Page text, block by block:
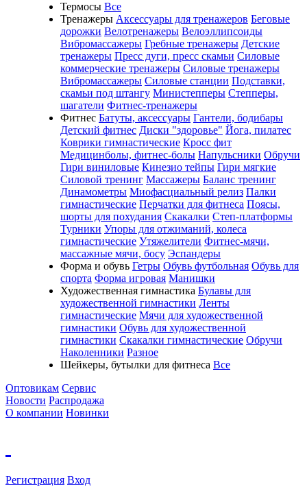
Термосы Все
Тренажеры Аксессуары для тренажеров Беговые
дорожки Велотренажеры Велоэллипсоиды
Вибромассажеры Гребные тренажеры Детские
тренажеры Пресс дуги, пресс скамьи Силовые
коммерческие тренажеры Силовые тренажеры
Вибромассажеры Силовые станции Подставки,
скамьи под штангу Министепперы Степперы,
шагатели Фитнес-тренажеры
Фитнес Батуты, аксессуары Гантели, бодибары
Детский фитнес Диски "здоровье" Йога, пилатес
Коврики гимнастические Кросс фит
Медицинболы, фитнес-болы Напульсники Обручи
Гири виниловые Кинезио тейпы Гири мягкие
Силовой тренинг Массажеры Баланс тренинг
Динамометры Миофасциальный релиз Палки
гимнастические Перчатки для фитнеса Поясы,
шорты для похудания Скакалки Степ-платформы
Турники Упоры для отжиманий, колеса
гимнастические Утяжелители Фитнес-мячи,
массажные мячи, босу Эспандеры
Форма и обувь Гетры Обувь футбольная Обувь для
спорта Форма игровая Манишки
Художественная гимнастика Булавы для
художественной гимнастики Ленты
гимнастические Мячи для художественной
гимнастики Обувь для художественной
гимнастики Скакалки гимнастические Обручи
Наколенники Разное
Шейкеры, бутылки для фитнеса Все
Оптовикам Сервис
Новости Распродажа
О компании Новинки
Регистрация Вход